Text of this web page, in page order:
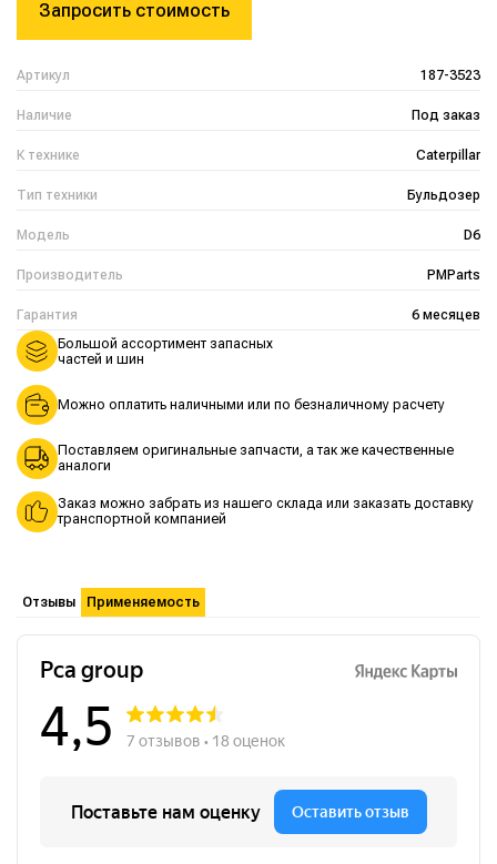
Артикул 187-3523
Наличие Под заказ
К технике Caterpillar
Тип техники Бульдозер
Модель D6
Производитель PMParts
Гарантия 6 месяцев
Запросить стоимость
Большой ассортимент запасных
частей и шин
Можно оплатить наличными или по безналичному расчету
Поставляем оригинальные запчасти, а так же качественные
аналоги
Заказ можно забрать из нашего склада или заказать доставку
транспортной компанией
Отзывы Применяемость